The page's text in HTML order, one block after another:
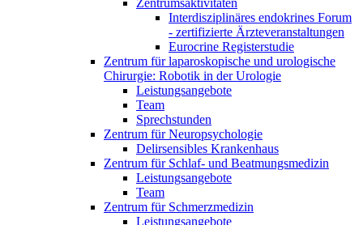
Zentrumsaktivitäten
Interdisziplinäres endokrines Forum
- zertifizierte Ärzteveranstaltungen
Eurocrine Registerstudie
Zentrum für laparoskopische und urologische
Chirurgie: Robotik in der Urologie
Leistungsangebote
Team
Sprechstunden
Zentrum für Neuropsychologie
Delirsensibles Krankenhaus
Zentrum für Schlaf- und Beatmungsmedizin
Leistungsangebote
Team
Zentrum für Schmerzmedizin
Leistungsangebote